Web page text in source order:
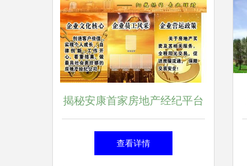
揭秘安康首家房地产经纪平台
房信如何重塑本地市场新生态
查看详情